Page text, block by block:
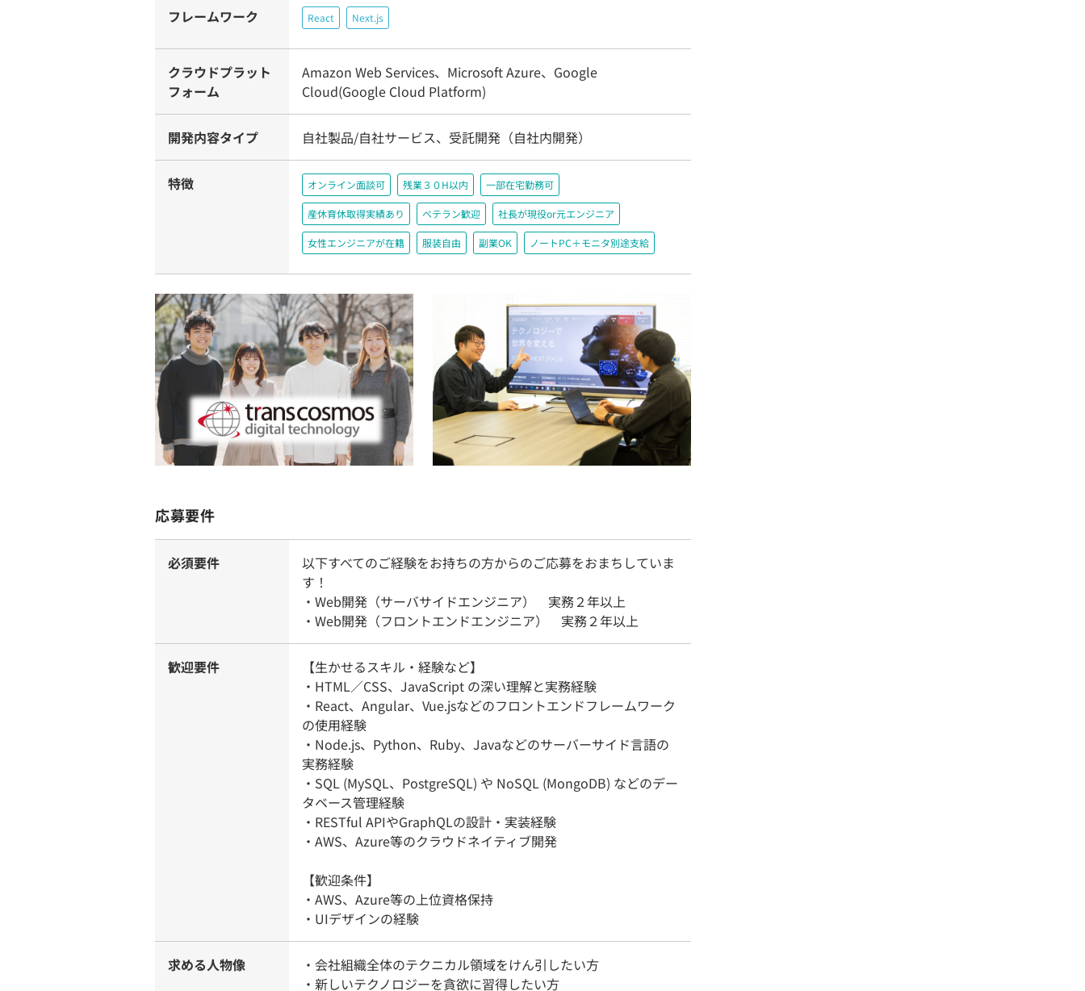
フレームワーク React Next.js
クラウドプラット
フォーム
Amazon Web Services、Microsoft Azure、Google
Cloud(Google Cloud Platform)
開発内容タイプ 自社製品/自社サービス、受託開発（自社内開発）
特徴 オンライン面談可 残業３０H以内 一部在宅勤務可
産休育休取得実績あり ベテラン歓迎 社長が現役or元エンジニア
女性エンジニアが在籍 服装自由 副業OK ノートPC＋モニタ別途支給
応募要件
必須要件
以下すべてのご経験をお持ちの方からのご応募をおまちしていま
す！
・Web開発（サーバサイドエンジニア） 実務２年以上
・Web開発（フロントエンドエンジニア） 実務２年以上
歓迎要件
【生かせるスキル・経験など】
・HTML／CSS、JavaScript の深い理解と実務経験
・React、Angular、Vue.jsなどのフロントエンドフレームワーク
の使用経験
・Node.js、Python、Ruby、Javaなどのサーバーサイド言語の
実務経験
・SQL (MySQL、PostgreSQL) や NoSQL (MongoDB) などのデー
タベース管理経験
・RESTful APIやGraphQLの設計・実装経験
・AWS、Azure等のクラウドネイティブ開発
【歓迎条件】
・AWS、Azure等の上位資格保持
・UIデザインの経験
求める人物像
・会社組織全体のテクニカル領域をけん引したい方
・新しいテクノロジーを貪欲に習得したい方